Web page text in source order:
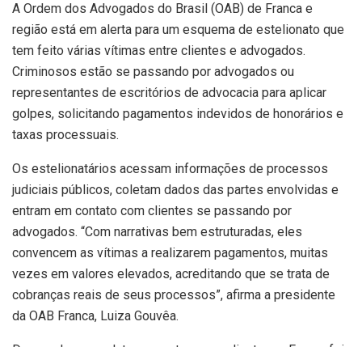
A Ordem dos Advogados do Brasil (OAB) de Franca e
região está em alerta para um esquema de estelionato que
tem feito várias vítimas entre clientes e advogados.
Criminosos estão se passando por advogados ou
representantes de escritórios de advocacia para aplicar
golpes, solicitando pagamentos indevidos de honorários e
taxas processuais.
Os estelionatários acessam informações de processos
judiciais públicos, coletam dados das partes envolvidas e
entram em contato com clientes se passando por
advogados. “Com narrativas bem estruturadas, eles
convencem as vítimas a realizarem pagamentos, muitas
vezes em valores elevados, acreditando que se trata de
cobranças reais de seus processos”, afirma a presidente
da OAB Franca, Luiza Gouvêa.